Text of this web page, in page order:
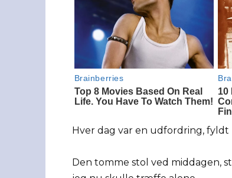
Hver dag var en udfordring, fyldt
Den tomme stol ved middagen,